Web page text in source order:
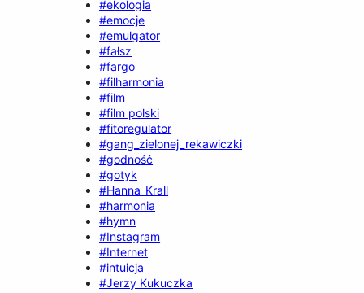
#ekologia
#emocje
#emulgator
#fałsz
#fargo
#filharmonia
#film
#film polski
#fitoregulator
#gang_zielonej_rekawiczki
#godność
#gotyk
#Hanna_Krall
#harmonia
#hymn
#Instagram
#Internet
#intuicja
#Jerzy Kukuczka